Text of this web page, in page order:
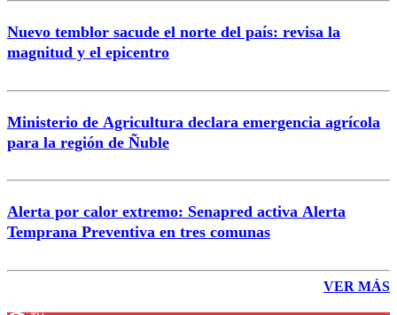
Nuevo temblor sacude el norte del país: revisa la
magnitud y el epicentro
Ministerio de Agricultura declara emergencia agrícola
para la región de Ñuble
Alerta por calor extremo: Senapred activa Alerta
Temprana Preventiva en tres comunas
VER MÁS